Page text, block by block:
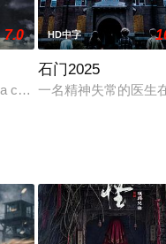
7.0
counselor at a summer
HD中字
石门2025
一名精神失常的医生